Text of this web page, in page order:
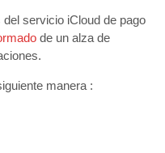
servicio iCloud de pago
de un alza de
manera :